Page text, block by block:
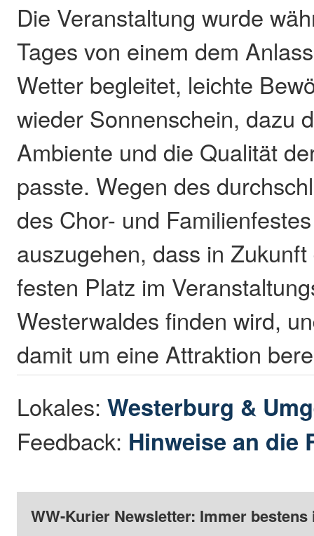
Die Veranstaltung wurde
Tages von einem dem
Wetter begleitet, leichte
wieder Sonnenschein, dazu
Ambiente und die Qualität
passte. Wegen des
des Chor- und
auszugehen, dass in
festen Platz im
Westerwaldes finden wird,
damit um eine Attraktion
Lokales:Westerburg &
Feedback: Hinweise an die
WW-Kurier Newsletter: Immer